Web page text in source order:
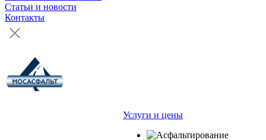
Статьи и новости
Контакты
Услуги и цены